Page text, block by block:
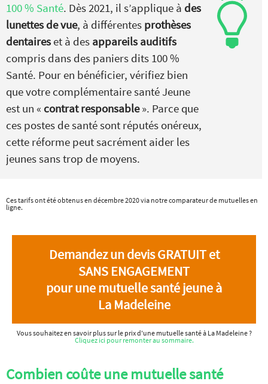
100 % Santé. Dès 2021, il s’applique à des
lunettes de vue, à différentes prothèses
dentaires et à des appareils auditifs
compris dans des paniers dits 100 %
Santé. Pour en bénéficier, vérifiez bien
que votre complémentaire santé Jeune
est un « contrat responsable». Parce que
ces postes de santé sont réputés onéreux,
cette réforme peut sacrément aider les
jeunes sans trop de moyens.
Ces tarifs ont été obtenus en décembre 2020 via notre comparateur de mutuelles en
ligne.
Demandez un devis GRATUIT et
SANS ENGAGEMENT
pour une mutuelle santé jeune à
La Madeleine
Vous souhaitez en savoir plus sur le prix d'une mutuelle santé à La Madeleine ?
Cliquez ici pour remonter au sommaire.
Combien coûte une mutuelle santé